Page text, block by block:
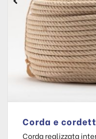
Corda e
Corda realizzata